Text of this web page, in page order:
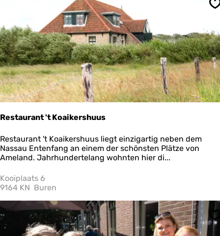
o
r
e
l
l
Restaurant 't Koaikershuus
R
e
s
a
u
a
n
t
Restaurant 't Koaikershuus liegt einzigartig neben dem
Nassau Entenfang an einem der schönsten Plätze von
Ameland. Jahrhundertelang wohnten hier di...
Kooiplaats 6
9164 KN Buren